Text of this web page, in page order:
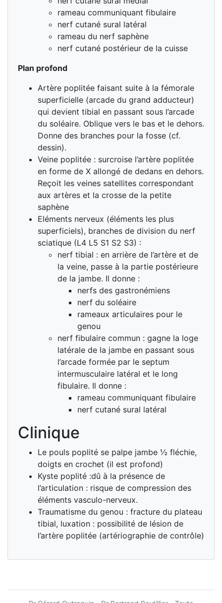
rameau communiquant fibulaire
nerf cutané sural latéral
rameau du nerf saphène
nerf cutané postérieur de la cuisse
Plan profond
Artère poplitée faisant suite à la fémorale
superficielle (arcade du grand adducteur)
qui devient tibial en passant sous l’arcade
du soléaire. Oblique vers le bas et le dehors.
Donne des branches pour la fosse (cf.
dessin).
Veine poplitée : surcroise l’artère poplitée
en forme de X allongé de dedans en dehors.
Reçoit les veines satellites correspondant
aux artères et la crosse de la petite
saphène
Eléments nerveux (éléments les plus
superficiels), branches de division du nerf
sciatique (L4 L5 S1 S2 S3) :
nerf tibial : en arrière de l’artère et de
la veine, passe à la partie postérieure
de la jambe. Il donne :
nerfs des gastronémiens
nerf du soléaire
rameaux articulaires pour le
genou
nerf fibulaire commun : gagne la loge
latérale de la jambe en passant sous
l’arcade formée par le septum
intermusculaire latéral et le long
fibulaire. Il donne :
rameau communiquant fibulaire
nerf cutané sural latéral
Clinique
Le pouls poplité se palpe jambe ½ fléchie,
doigts en crochet (il est profond)
Kyste poplité :dû à la présence de
l’articulation : risque de compression des
éléments vasculo-nerveux.
Traumatisme du genou : fracture du plateau
tibial, luxation : possibilité de lésion de
l’artère poplitée (artériographie de contrôle)